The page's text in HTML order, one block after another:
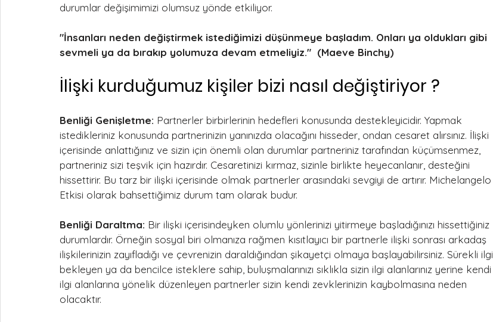
durumlar değişimimizi olumsuz yönde etkiliyor.
"İnsanları neden değiştirmek istediğimizi düşünmeye başladım. Onları ya oldukları gibi
sevmeli ya da bırakıp yolumuza devam etmeliyiz."  (Maeve Binchy)
İlişki kurduğumuz kişiler bizi nasıl değiştiriyor ?
Benliği Genişletme: Partnerler birbirlerinin hedefleri konusunda destekleyicidir. Yapmak
istedikleriniz konusunda partnerinizin yanınızda olacağını hisseder, ondan cesaret alırsınız. İlişki
içerisinde anlattığınız ve sizin için önemli olan durumlar partneriniz tarafından küçümsenmez,
partneriniz sizi teşvik için hazırdır. Cesaretinizi kırmaz, sizinle birlikte heyecanlanır, desteğini
hissettirir. Bu tarz bir ilişki içerisinde olmak partnerler arasındaki sevgiyi de artırır. Michelangelo
Etkisi olarak bahsettiğimiz durum tam olarak budur.
Benliği Daraltma: Bir ilişki içerisindeyken olumlu yönlerinizi yitirmeye başladığınızı hissettiğiniz
durumlardır. Örneğin sosyal biri olmanıza rağmen kısıtlayıcı bir partnerle ilişki sonrası arkadaş
ilişkilerinizin zayıfladığı ve çevrenizin daraldığından şikayetçi olmaya başlayabilirsiniz. Sürekli ilgi
bekleyen ya da bencilce isteklere sahip, buluşmalarınızı sıklıkla sizin ilgi alanlarınız yerine kendi
ilgi alanlarına yönelik düzenleyen partnerler sizin kendi zevklerinizin kaybolmasına neden
olacaktır.